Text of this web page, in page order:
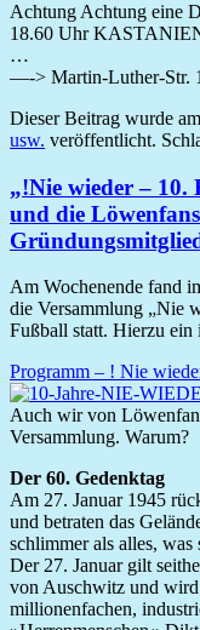
Achtung Achtung eine
18.60 Uhr
…
—-> Martin-Luther-Str.
Dieser Beitrag wurde am
usw. veröffentlicht.
„!Nie wieder – 10.
und die
Am Wochenende fand
die Versammlung „Nie
Fußball statt. Hierzu ein
Programm – ! Nie
Auch wir von
Versammlung. Warum?
Der 60. Gedenktag
Am 27. Januar 1945
und betraten das
schlimmer als alles, was
Der 27. Januar gilt
von Auschwitz und wird
millionenfachen,